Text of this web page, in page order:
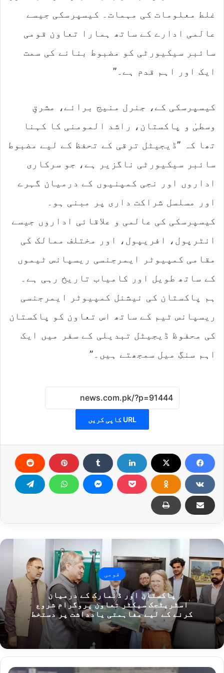
غلط معلومات کی مہمات۔ کیسپرسکی جیسے
عالمی ادارے کے ساتھ ہمارا تعاون قومی
سائبر سیکیورٹی کو مضبوط بنانے کی سمت
ایک اور اہم قدم ہے۔”
کیسپرسکی کے، جنرل منیج برائے، مشرقِ
وسطیٰ و پاکستان، راشد المومنی کا کہنا
تھا کہ ”ڈیجیٹل ترقی کے تحفظ کے لیے مضبوط
سائبر سیکیورٹی ناگزیر ہے، جو سرکاری
اداروں اور نجی کمپنیوں کے درمیان گہرے
اور مسلسل شراکت داری پر مبنی ہو۔
کیسپرسکی کی عالمی و علاقائی اداروں جیسے
انٹرپول، افریپول، اور مختلف ممالک کی
مقامی کمپیوٹر ایمرجنسی ریسپانس ٹیموں
کے ساتھ طویل اور کامیاب تاریخ رہی ہے۔
ہم پاکستان کی نیشنل کمپیوٹر ایمرجنسی
ریسپانس ٹیم کے ساتھ اس تعاون کو پاکستان
کی محفوظ ڈیجیٹل تبدیلی کے سفر میں ایک
اہم سنگِ میل سمجھتے ہیں۔”
URL کاپی کریں
قومی
پاکستان اور ڈنمارک کے درمیان
اسٹریٹجک سیکٹر تعاون پروگرام شروع
کرنے کے لیے مفاہمتی یادداشت پر دستخط